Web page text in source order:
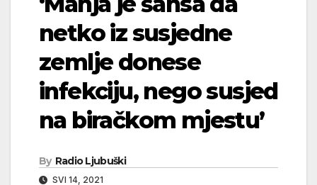
netko iz susjedne
zemlje donese
infekciju, nego susjed
na biračkom mjestu’
By Radio Ljubuški
SVI 14, 2021